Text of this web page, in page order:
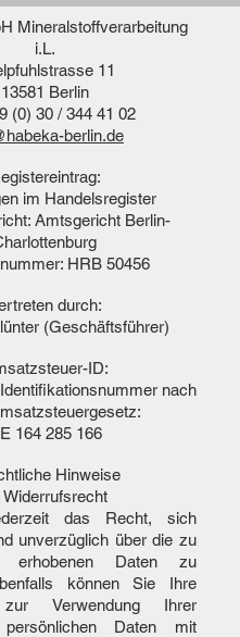
Mineralstoffverarbeitung
i.L.
11
13581 Berlin
(0) 30 /344 41 02
berlin.de
im Handelsregister
Amtsgericht Berlin-
HRB 50456
durch:
(Geschäftsführer)
ID:
nach
164 285 166
Hinweise
das Recht, sich
unverzüglich über die zu
erhobenen Daten zu
können Sie Ihre
zur Verwendung Ihrer
persönlichen Daten mit